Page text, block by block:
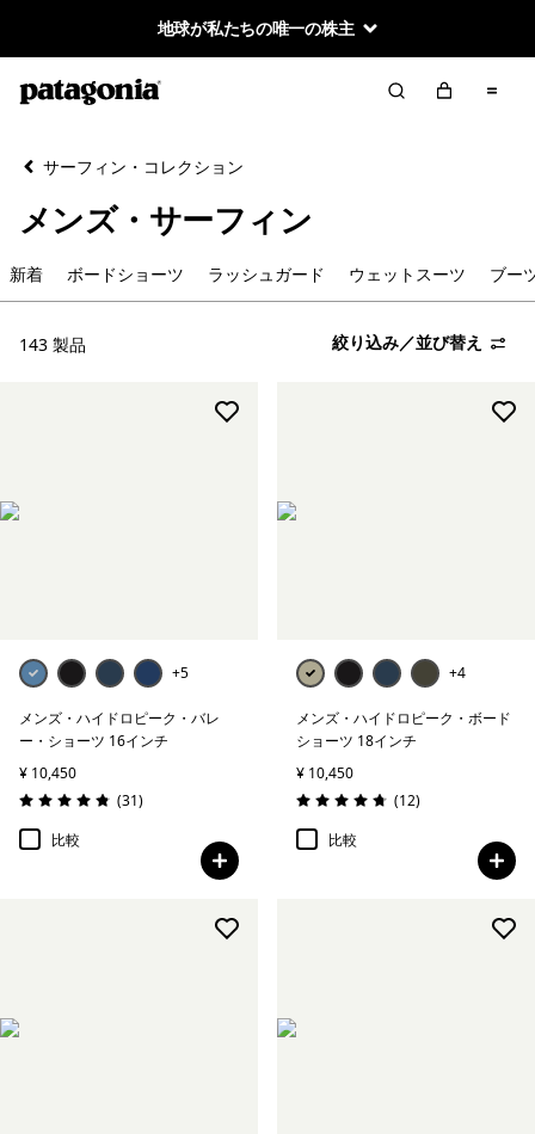
地球が私たちの唯一の株主
絞り込み／並び替え
絞り込み
カテゴリー
新着
ウェットスーツ
ブーツ／グローブ／フード
在庫のあるカラー
絞り込み
性別
サーフィン・コレクション
メンズ・サーフィン
新着 ボードショーツ ラッシュガード ウェットスーツ ブー
143 製品 絞り込み／並び替え
+5
メンズ・ハイドロピーク・バレ
ー・ショーツ 16インチ
¥ 10,450
評価: 4.8 / 5
(31レビュー
)
比較
+4
メンズ・ハイドロピーク・ボード
ショーツ 18インチ
¥ 10,450
評価: 4.8 / 5
(12レビュー
)
比較